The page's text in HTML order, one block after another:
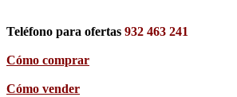
Teléfono para ofertas 932 463 241
Cómo comprar
Cómo vender